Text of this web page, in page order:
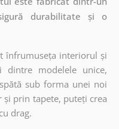
durabilitate și o
înfrumuseța interiorul și
dintre modelele unice,
sub forma unei noi
prin tapete, puteți crea
drag.